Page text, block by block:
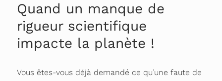
Quand un manque de
rigueur scientifique
impacte la planète !
Vous êtes-vous déjà demandé ce qu’une faute de